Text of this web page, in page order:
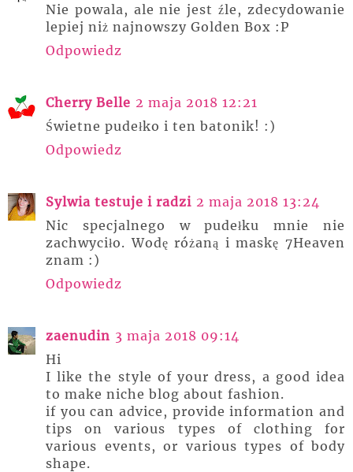
Nie powala, ale nie jest źle, zdecydowanie
lepiej niż najnowszy Golden Box :P
Odpowiedz
Cherry Belle 2 maja 2018 12:21
Świetne pudełko i ten batonik! :)
Odpowiedz
Sylwia testuje i radzi 2 maja 2018 13:24
Nic specjalnego w pudełku mnie nie
zachwyciło. Wodę różaną i maskę 7Heaven
znam :)
Odpowiedz
zaenudin 3 maja 2018 09:14
Hi
I like the style of your dress, a good idea
to make niche blog about fashion.
if you can advice, provide information and
tips on various types of clothing for
various events, or various types of body
shape.